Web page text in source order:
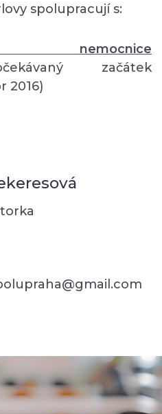
spolupracují s:
nemocnice
začátek
2016)